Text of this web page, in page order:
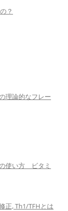
？
理論的なフレー
使い方 ビタミ
正, Th1/TFHとは